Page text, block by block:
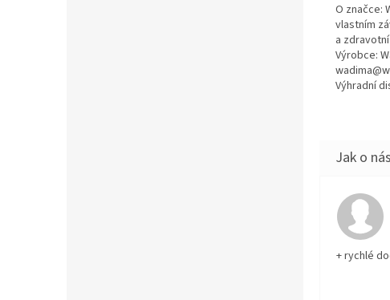
O značce:
vlastním
a
Výrobce:
Výhradní
+ rychlé